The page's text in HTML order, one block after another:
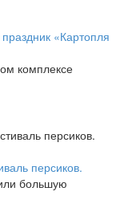
«Картопля
комплексе
персиков.
большую